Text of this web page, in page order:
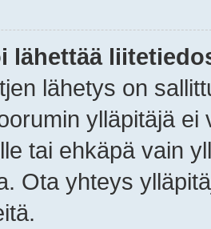
lähettää
lähetys on
ylläpitäjä
tai ehkäpä vain
Ota yhteys